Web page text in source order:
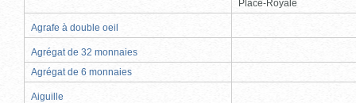
Place-Royale
Agrafe à double oeil
Agrégat de 32 monnaies
Agrégat de 6 monnaies
Aiguille